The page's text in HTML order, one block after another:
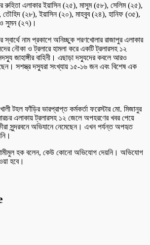
রুহিতা এলাকার ইয়াসিন (২৫), মাসুম (৫৮), সেলিম (২৫),
(২৮), ইয়াসিন (২০), মাহবুব (২৪), হানিফ (৩৫),
সুমন (২৭)।
স্বার্থে নাম প্রকাশে অনিচ্ছুক শরণখোলার রাজাপুর এলাকার
নৌকা ও ট্রলারে হামলা করে একটি ট্রলারসহ ১২
জাহাঙ্গীর বাহিনী। এছাড়া দস্যুদের কবলে আরও
সশস্ত্র দস্যুরা সংখ্যায় ১৫-১৬ জন এবং বিশেষ এক
টহল ফাঁড়ির ভারপ্রাপ্ত কর্মকর্তা ফরেস্টার মো. মিজানুর
এলাকায় ট্রলারসহ ১২ জেলে অপহরণের খবর পেয়ে
সুন্দরবনে অভিযানে নেমেছেন। এখন পর্যন্ত অপহৃত
হক বলেন, কেউ কোনো অভিযোগ দেয়নি। অভিযোগ
হবে।